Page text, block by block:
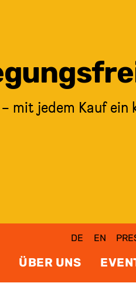
mit jedem Kauf ein
DE EN
ÜBER UNS